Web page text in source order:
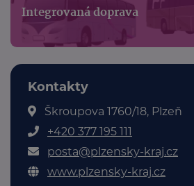
Integrovaná doprava
Kontakty
Škroupova 1760/18, Plzeň
+420 377 195 111
posta@plzensky-kraj.cz
www.plzensky-kraj.cz